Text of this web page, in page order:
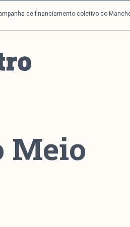
de financiamento coletivo do
Meio